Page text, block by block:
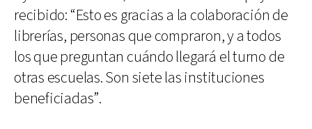
recibido: “Esto es gracias a la colaboración de
librerías, personas que compraron, y a todos
los que preguntan cuándo llegará el turno de
otras escuelas. Son siete las instituciones
beneficiadas”.